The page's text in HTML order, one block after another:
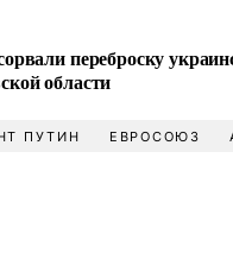
переброску
области
ПУТИН ЕВРОСОЮЗ